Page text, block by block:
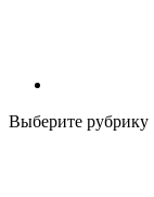
Выберите рубрику